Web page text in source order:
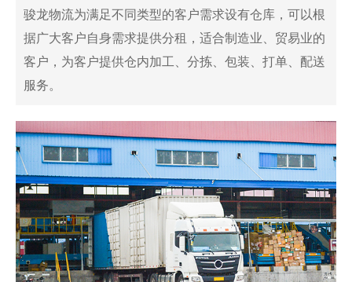
骏龙物流为满足不同类型的客户需求设有仓库，可以根
据广大客户自身需求提供分租，适合制造业、贸易业的
客户，为客户提供仓内加工、分拣、包装、打单、配送
服务。